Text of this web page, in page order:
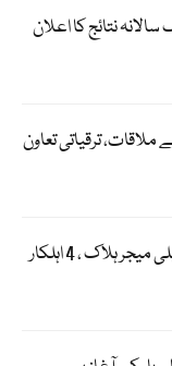
نتائج کا اعلان
ترقیاتی تعاون
جنوبی لبنان میں دھماکا ، 2 اسرائیلی میجر ہلاک ، 4 اہلکار